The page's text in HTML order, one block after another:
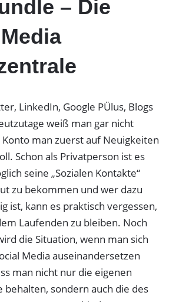
– Die
LinkedIn, Google PÜlus, Blogs
weiß man gar nicht
man zuerst auf Neuigkeiten
Schon als Privatperson ist es
seine „Sozialen Kontakte“
zu bekommen und wer dazu
ist, kann es praktisch vergessen,
Laufenden zu bleiben. Noch
die Situation, wenn man sich
Media auseinandersetzen
man nicht nur die eigenen
behalten, sondern auch die des